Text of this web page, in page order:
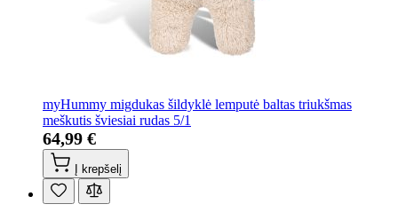
myHummy migdukas šildyklė lemputė baltas triukšmas
meškutis šviesiai rudas 5/1
64,99 €
Į krepšelį